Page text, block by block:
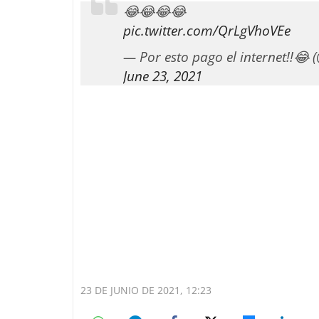
😂😂😂😂
pic.twitter.com/QrLgVhoVEe
— Por esto pago el internet!!😂
June 23, 2021
23 DE JUNIO DE 2021, 12:23